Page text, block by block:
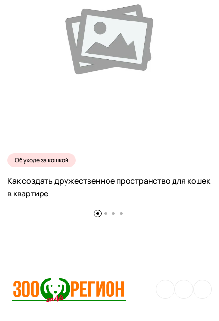
Об уходе за кошкой
Как создать дружественное пространство для кошек
в квартире